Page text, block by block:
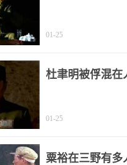
01-25
杜聿明被俘混在
01-25
粟裕在三野有多